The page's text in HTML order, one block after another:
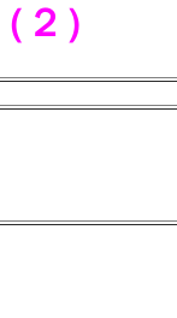
）